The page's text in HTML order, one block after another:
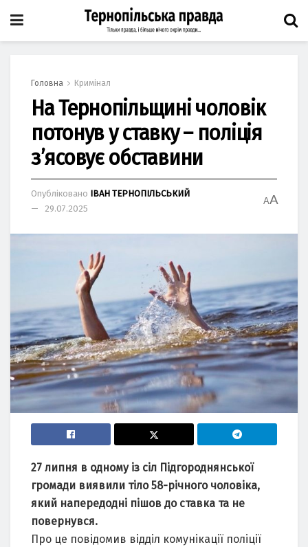
Головна Кримінал
На Тернопільщині чоловік
потонув у ставку – поліція
зʼясовує обставини
Опубліковано ІВАН ТЕРНОПІЛЬСЬКИЙ
29.07.2025
AA
27 липня в одному із сіл Підгороднянської
громади виявили тіло 58-річного чоловіка,
який напередодні пішов до ставка та не
повернувся.
Про це повідомив відділ комунікації поліції